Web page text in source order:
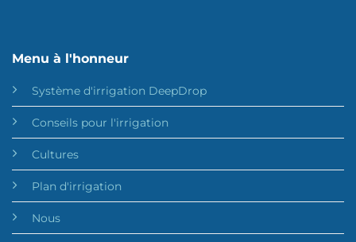
Menu à l'honneur
Système d'irrigation DeepDrop
Conseils pour l'irrigation
Cultures
Plan d'irrigation
Nous